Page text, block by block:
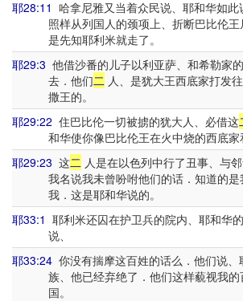
耶28:11 哈拿尼雅又当着众民说、耶和华如此
照样从列国人的颈项上、折断巴比伦
是先知耶利米就走了。
耶29:3 他借沙番的儿子以利亚萨、和希勒家
去．他们二人、是犹大王西底家打发
撒王的。
耶29:22 住巴比伦一切被掳的犹大人、必借这
和华使你像巴比伦王在火中烧的西底家
耶29:23 这二 人是在以色列中行了丑事、与
我名说我未曾吩咐他们的话．知道的
我．这是耶和华说的。
耶33:1 耶利米还囚在护卫兵的院内、耶和华
说、
耶33:24 你没有揣摩这百姓的话么．他们说、
族、他已经弃绝了．他们这样藐视我
国。